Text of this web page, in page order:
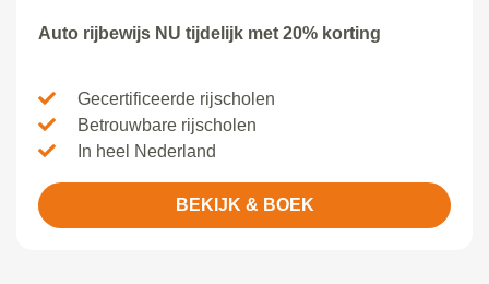
Auto rijbewijs NU tijdelijk met 20% korting
Gecertificeerde rijscholen
Betrouwbare rijscholen
In heel Nederland
BEKIJK & BOEK